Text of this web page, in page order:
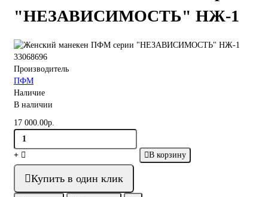
"НЕЗАВИСИМОСТЬ" НЖ-1
33068696
Производитель
ПФМ
Наличие
В наличии
17 000.00р.
В корзину
Купить в один клик